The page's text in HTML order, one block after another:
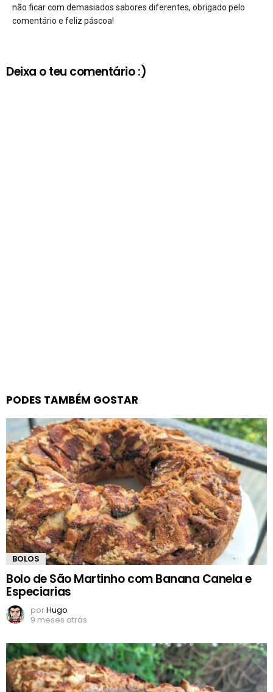
não ficar com demasiados sabores diferentes, obrigado pelo
comentário e feliz páscoa!
Deixa o teu comentário :)
PODES TAMBÉM GOSTAR
BOLOS
Bolo de São Martinho com Banana Canela e
Especiarias
porHugo
9 meses atrás